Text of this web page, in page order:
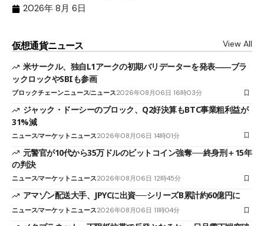
2026年 8月 6日
仮想通貨ニュース View All
米サークル、独自L1アークの初期バリデーターを発表――ブラ
ックロックやSBIも参画
ブロックチェーンニュースニュース2026年08月06日 16時03分
ジャック・ドーシーのブロック、Q2好決算もBTC事業粗利益が
31%減
ニュースマーケットニュース2026年08月06日 14時01分
元警官が10代から35万ドルのビットコイン強奪──終身刑＋15年
の判決
ニュースマーケットニュース2026年08月06日 12時45分
アマゾン配送大手、JPYCに出資──シリーズB累計約60億円に
ニュースマーケットニュース2026年08月06日 11時04分